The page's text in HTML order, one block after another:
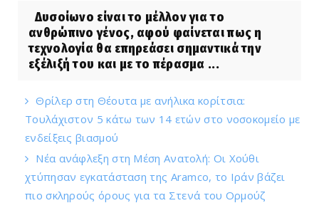
Δυσοίωνο είναι το μέλλον για το
ανθρώπινο γένος, αφού φαίνεται πως η
τεχνολογία θα επηρεάσει σημαντικά την
εξέλιξή του και με το πέρασμα ...
Θρίλερ στη Θέουτα με ανήλικα κορίτσια:
Τουλάχιστον 5 κάτω των 14 ετών στο νοσοκομείο με
ενδείξεις βιασμού
Νέα ανάφλεξη στη Μέση Ανατολή: Οι Χούθι
χτύπησαν εγκατάσταση της Aramco, το Ιράν βάζει
πιο σκληρούς όρους για τα Στενά του Ορμούζ